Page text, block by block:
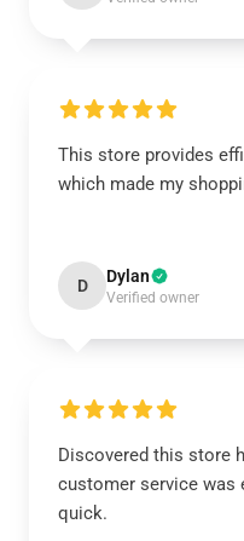
This store provides
which made my
D Dylan
Verified owner
Discovered this store
customer service was
quick.